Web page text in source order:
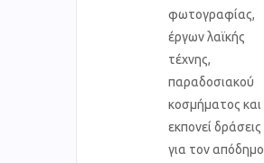
φωτογραφίας,
έργων λαϊκής
τέχνης,
παραδοσιακού
κοσμήματος και
εκπονεί δράσεις
για τον απόδημο